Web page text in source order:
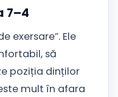
7–4
exersare”. Ele
să
poziția dinților
mult în afara